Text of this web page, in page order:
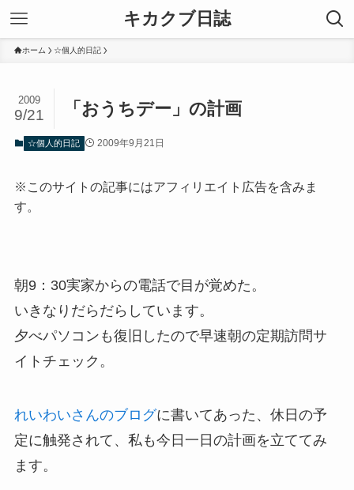
キカクブ日誌
ホーム ☆個人的日記
「おうちデー」の計画
2009
9/21
☆個人的日記 2009年9月21日
※このサイトの記事にはアフィリエイト広告を含みま
す。
朝9：30実家からの電話で目が覚めた。
いきなりだらだらしています。
夕べパソコンも復旧したので早速朝の定期訪問サ
イトチェック。
れいわいさんのブログに書いてあった、休日の予
定に触発されて、私も今日一日の計画を立ててみ
ます。